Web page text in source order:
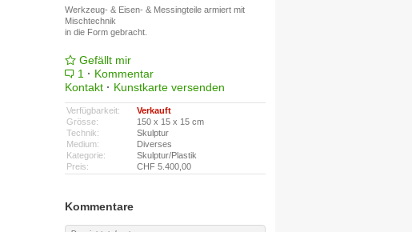
Werkzeug- & Eisen- & Messingteile armiert mit
Mischtechnik
in die Form gebracht.
Gefällt mir
1 · Kommentar
Kontakt · Kunstkarte versenden
Verfügbarkeit:
Verkauft
Grösse:
150 x 15 x 15 cm
Technik:
Skulptur
Medium:
Diverses
Kategorie:
Skulptur/Plastik
Preis:
CHF 5.400,00
Kommentare